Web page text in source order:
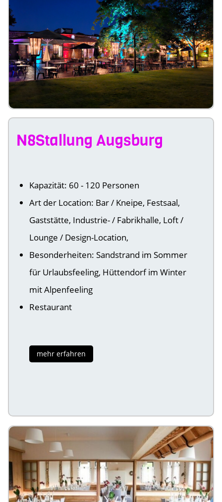
N8Stallung Augsburg
Kapazität: 60 - 120 Personen
Art der Location: Bar / Kneipe, Festsaal,
Gaststätte, Industrie- / Fabrikhalle, Loft /
Lounge / Design-Location,
Besonderheiten: Sandstrand im Sommer
für Urlaubsfeeling, Hüttendorf im Winter
mit Alpenfeeling
Restaurant
mehr erfahren